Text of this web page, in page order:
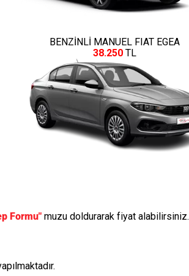
BENZİNLİ MANUEL FIAT EGEA
38.250TL
Formu"muzu doldurarak fiyat alabilirsiniz.